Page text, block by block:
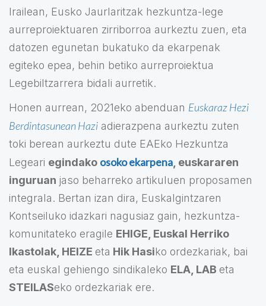
Irailean, Eusko Jaurlaritzak hezkuntza-lege
aurreproiektuaren zirriborroa aurkeztu zuen, eta
datozen egunetan bukatuko da ekarpenak
egiteko epea, behin betiko aurreproiektua
Legebiltzarrera bidali aurretik.
Honen aurrean, 2021eko abenduan Euskaraz Hezi
Berdintasunean Hazi adierazpena aurkeztu zuten
toki berean aurkeztu dute EAEko Hezkuntza
Legeari egindako osoko ekarpena , euskararen
inguruan jaso beharreko artikuluen proposamen
integrala. Bertan izan dira, Euskalgintzaren
Kontseiluko idazkari nagusiaz gain, hezkuntza-
komunitateko eragile EHIGE, Euskal Herriko
Ikastolak, HEIZE eta Hik Hasiko ordezkariak, bai
eta euskal gehiengo sindikaleko ELA, LAB eta
STEILASeko ordezkariak ere.